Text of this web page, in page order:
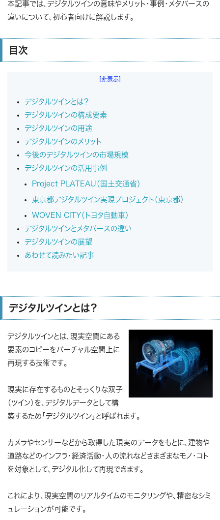
本記事では、デジタルツインの意味やメリット・事例・メタバースの
違いについて、初心者向けに解説します。
目次
[非表示]
デジタルツインとは？
デジタルツインの構成要素
デジタルツインの用途
デジタルツインのメリット
今後のデジタルツインの市場規模
デジタルツインの活用事例
Project PLATEAU（国土交通省）
東京都デジタルツイン実現プロジェクト（東京都）
WOVEN CITY（トヨタ自動車）
デジタルツインとメタバースの違い
デジタルツインの展望
あわせて読みたい記事
デジタルツインとは？
デジタルツインとは、 現実空間にある
要素のコピーをバーチャル空間上に
再現する技術です。
現実に存在するものとそっくりな双子
（ツイン）を、デジタルデータとして構
築するため「デジタルツイン」と呼ばれます。
カメラやセンサーなどから取得した現実のデータをもとに、建物や
道路などのインフラ・経済活動・人の流れなどさまざまなモノ・コト
を対象として、デジタル化して再現できます。
これにより、現実空間のリアルタイムのモニタリングや、精密なシミ
ュレーションが可能です。